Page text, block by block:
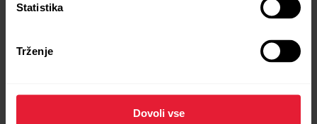
Statistika
Trženje
Dovoli vse